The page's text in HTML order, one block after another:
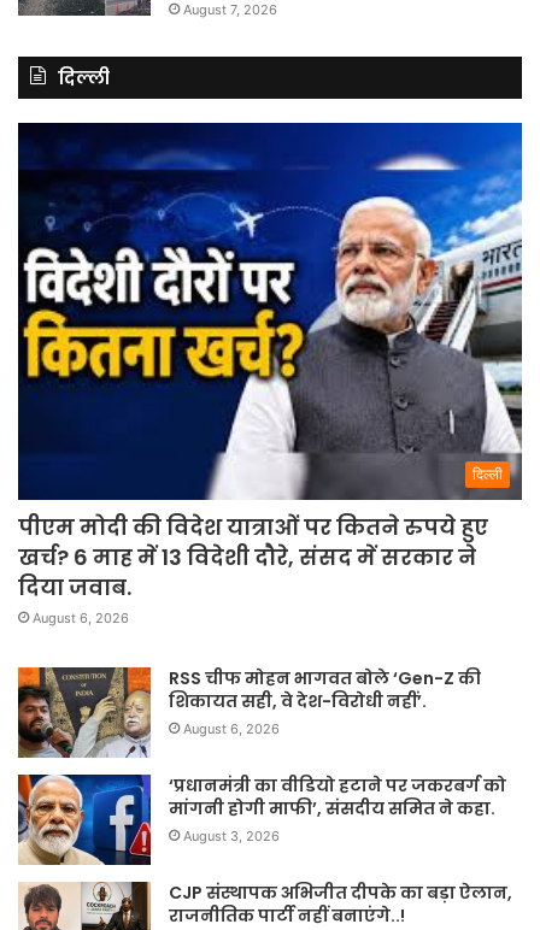
August 7, 2026
दिल्ली
दिल्ली
पीएम मोदी की विदेश यात्राओं पर कितने रुपये हुए
खर्च? 6 माह में 13 विदेशी दौरे, संसद में सरकार ने
दिया जवाब.
August 6, 2026
RSS चीफ मोहन भागवत बोले ‘Gen-Z की
शिकायत सही, वे देश-विरोधी नहीं’.
August 6, 2026
‘प्रधानमंत्री का वीडियो हटाने पर जकरबर्ग को
मांगनी होगी माफी’, संसदीय समित ने कहा.
August 3, 2026
CJP संस्थापक अभिजीत दीपके का बड़ा ऐलान,
राजनीतिक पार्टी नहीं बनाएंगे..!